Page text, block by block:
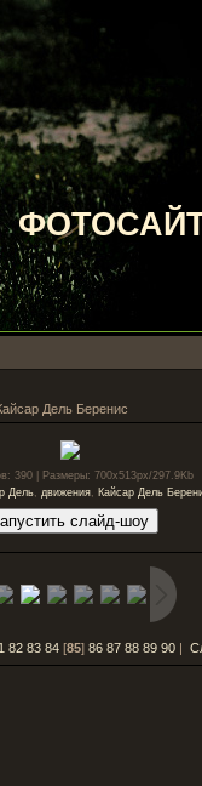
ФОТОСАЙТ
Дель Беренис
: 390 | Размеры: 700x513px/297.9Kb
Дель движения Кайсар Дель
82 83 84[85] 86 87 88 89 90|